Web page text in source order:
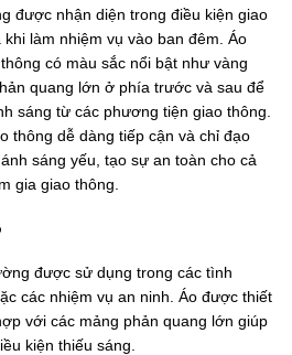
được nhận diện trong điều kiện giao
làm nhiệm vụ vào ban đêm. Áo
có màu sắc nổi bật như vàng
quang lớn ở phía trước và sau để
sáng từ các phương tiện giao thông.
thông dễ dàng tiếp cận và chỉ đạo
sáng yếu, tạo sự an toàn cho cả
gia giao thông.
được sử dụng trong các tình
các nhiệm vụ an ninh. Áo được thiết
với các mảng phản quang lớn giúp
kiện thiếu sáng.